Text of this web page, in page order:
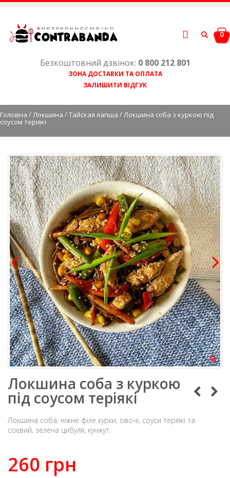
0
Безкоштовний дзвінок: 0 800 212 801
ЗОНА ДОСТАВКИ ТА ОПЛАТА
ЗАЛИШИТИ ВІДГУК
Головна /Локшина /Тайская лапша /Локшина соба з куркою під
соусом теріякі
Локшина соба з куркою
під соусом теріякі
Локшина соба, ніжне філе курки, овочі, соуси теріякі та
соєвий, зелена цибуля, кунжут.
260 грн